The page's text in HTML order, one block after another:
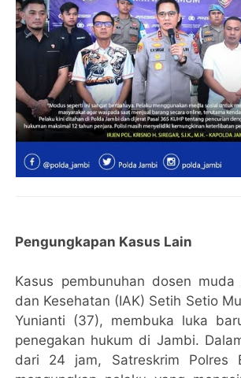
Pengungkapan Kasus Lain
Kasus pembunuhan dosen
dan Kesehatan (IAK) Setih Setio
Yunianti (37), membuka luka
penegakan hukum di Jambi.
dari 24 jam, Satreskrim Polres